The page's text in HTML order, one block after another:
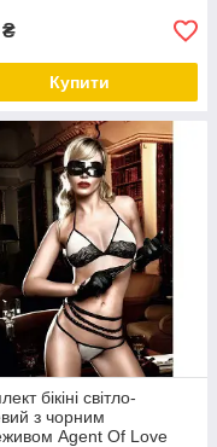
₴
Купити
бікіні світло-
з чорним
Agent Of Love